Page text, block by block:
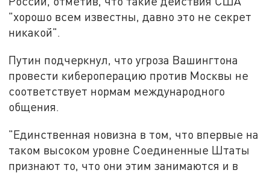
"хорошо всем известны, давно это не секрет
никакой".
Путин подчеркнул, что угроза Вашингтона
провести кибероперацию против Москвы не
соответствует нормам международного
общения.
"Единственная новизна в том, что впервые на
таком высоком уровне Соединенные Штаты
признают то, что они этим занимаются и в